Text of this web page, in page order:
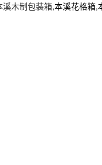
溪木制包装箱,本溪花格箱,